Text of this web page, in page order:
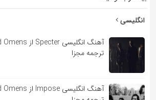
انگلیسی
ترجمه مجزا